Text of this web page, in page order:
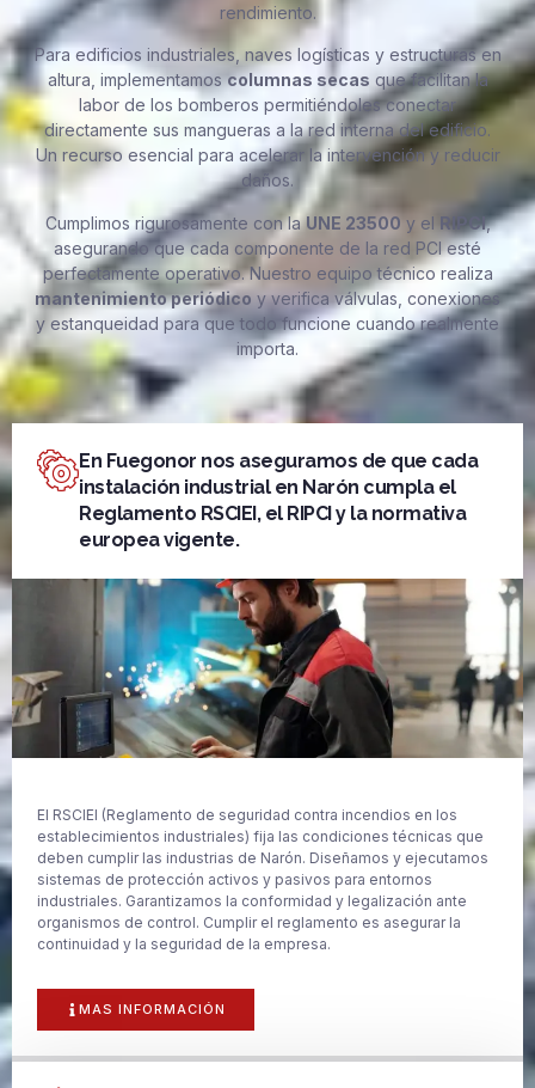
rendimiento.
Para edificios industriales, naves logísticas y estructuras en
altura, implementamoscolumnas secas que facilitan la
labor de los bomberos permitiéndoles conectar
directamente sus mangueras a la red interna del edificio.
Un recurso esencial para acelerar la intervención y reducir
daños.
Cumplimos rigurosamente con laUNE 23500 y el RIPCI,
asegurando que cada componente de la red PCI esté
perfectamente operativo. Nuestro equipo técnico realiza
mantenimiento periódico y verifica válvulas, conexiones
y estanqueidad para que todo funcione cuando realmente
importa.
En Fuegonor nos aseguramos de que cada
instalación industrial en Narón cumpla el
Reglamento RSCIEI, el RIPCI y la normativa
europea vigente.
El RSCIEI (Reglamento de seguridad contra incendios en los
establecimientos industriales) fija las condiciones técnicas que
deben cumplir las industrias de Narón. Diseñamos y ejecutamos
sistemas de protección activos y pasivos para entornos
industriales. Garantizamos la conformidad y legalización ante
organismos de control. Cumplir el reglamento es asegurar la
continuidad y la seguridad de la empresa.
MAS INFORMACIÓN